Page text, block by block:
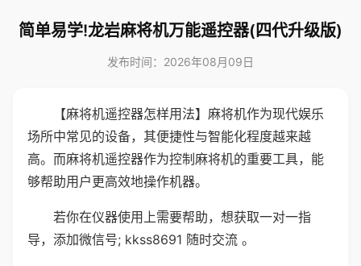
简单易学!龙岩麻将机万能遥控器(四代升级版)
发布时间：2026年08月09日
【麻将机遥控器怎样用法】麻将机作为现代娱乐
场所中常见的设备，其便捷性与智能化程度越来越
高。而麻将机遥控器作为控制麻将机的重要工具，能
够帮助用户更高效地操作机器。
若你在仪器使用上需要帮助，想获取一对一指
导，添加微信号; kkss8691 随时交流 。